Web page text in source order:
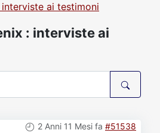
ai testimoni
: interviste ai
2 Anni 11 Mesi fa #51538